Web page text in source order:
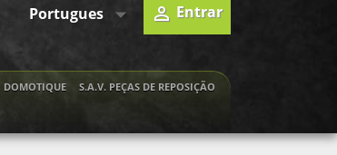
Portugues   Entrar
DOMOTIQUE S.A.V. PEÇAS DE REPOSIÇÃO